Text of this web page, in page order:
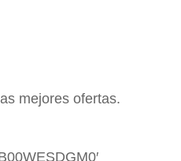
mejores ofertas.